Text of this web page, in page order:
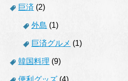
巨済 (2)
外島 (1)
巨済グルメ (1)
韓国料理 (9)